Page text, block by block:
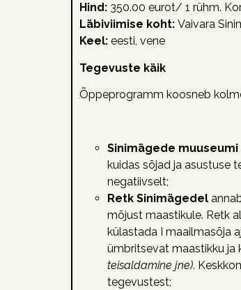
Hind: 350.00 eurot/ 1 rühm.
Läbiviimise koht: Vaivara
Keel: eesti, vene
Tegevuste käik
Õppeprogramm koosneb
Sinimägede muuseumi
kuidas sõjad ja asustuse
negatiivselt;
Retk Sinimägedel
mõjust maastikule. Retk
külastada I maailmasõja
ümbritsevat maastikku ja
teisaldamine jne).
tegevustest;